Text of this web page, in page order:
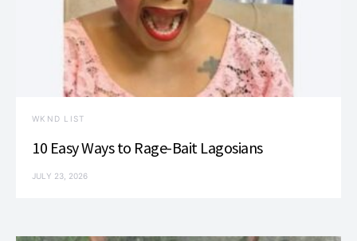
WKND LIST
10 Easy Ways to Rage-Bait Lagosians
JULY 23, 2026